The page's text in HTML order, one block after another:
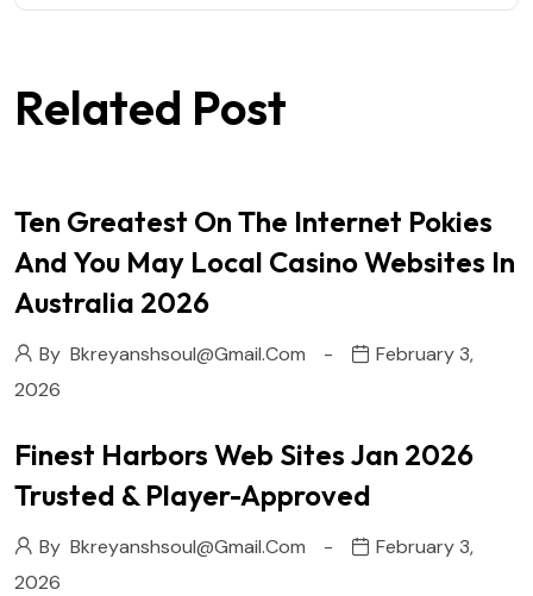
Related Post
Ten Greatest On The Internet Pokies
And You May Local Casino Websites In
Australia 2026
By Bkreyanshsoul@gmail.com
February 3,
2026
Finest Harbors Web Sites Jan 2026
Trusted & Player-Approved
By Bkreyanshsoul@gmail.com
February 3,
2026